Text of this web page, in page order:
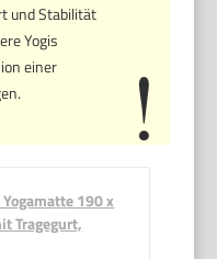
und Stabilität
Yogis
einer
Yogamatte 190 x
Tragegurt,